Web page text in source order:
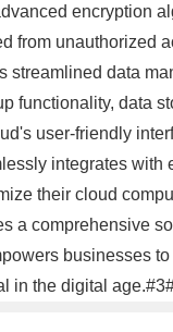
encryption
from unauthorized
streamlined data
functionality, data
user-friendly
integrates with
their cloud
a comprehensive
businesses
in the digital